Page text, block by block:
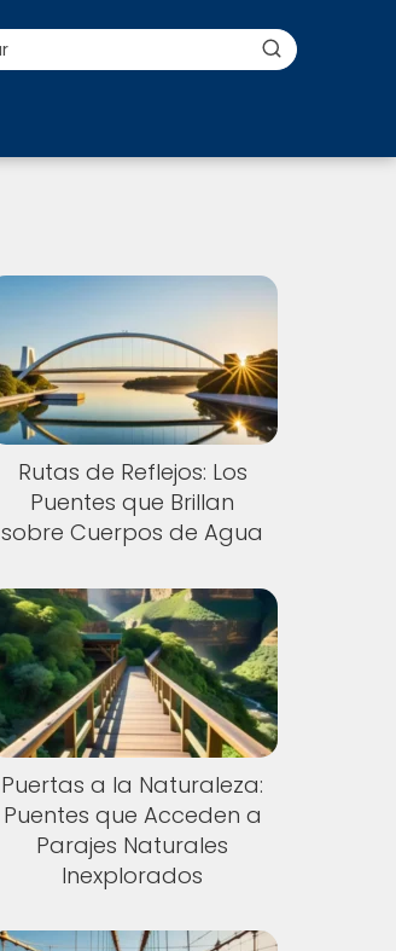
Rutas de Reflejos: Los
Puentes que Brillan
sobre Cuerpos de Agua
Puertas a la Naturaleza:
Puentes que Acceden a
Parajes Naturales
Inexplorados